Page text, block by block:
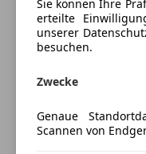
*uvm.....
FIN: 21619
INFOLINE:
Philipp Ornig,
Versicherung
Sie können Ihre
erteilte
unserer
besuchen.
Zwecke
Genaue
Scannen von